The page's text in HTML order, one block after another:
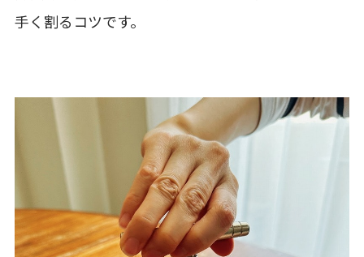
手く割るコツです。